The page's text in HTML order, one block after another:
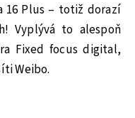
16 Plus – totiž dorazí
Vyplývá to alespoň
Fixed focus digital,
Weibo.